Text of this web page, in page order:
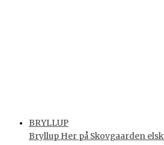
BRYLLUP
Bryllup Her på Skovgaarden